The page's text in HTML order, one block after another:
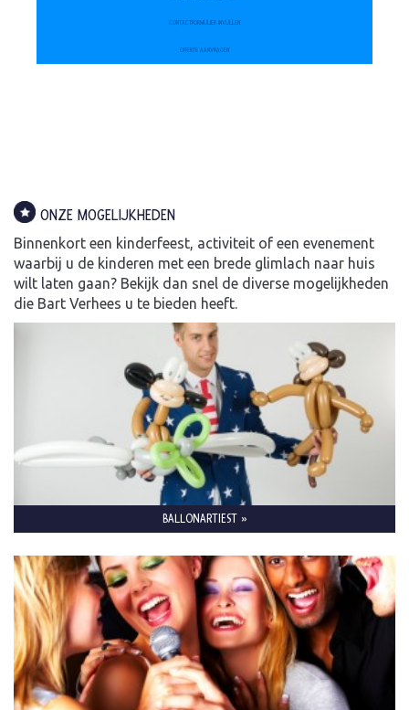
CONTACTFORMULIER INVULLEN
OFFERTE AANVRAGEN
ONZE MOGELIJKHEDEN
Binnenkort een kinderfeest, activiteit of een evenement
waarbij u de kinderen met een brede glimlach naar huis
wilt laten gaan? Bekijk dan snel de diverse mogelijkheden
die Bart Verhees u te bieden heeft.
BALLONARTIEST »